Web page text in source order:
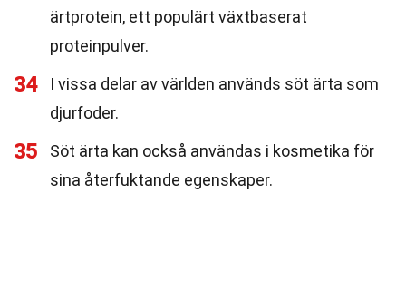
ärtprotein, ett populärt växtbaserat
proteinpulver.
34
I vissa delar av världen används söt ärta som
djurfoder.
35
Söt ärta kan också användas i kosmetika för
sina återfuktande egenskaper.